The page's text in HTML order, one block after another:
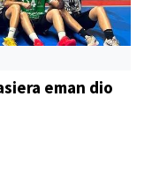
eman dio